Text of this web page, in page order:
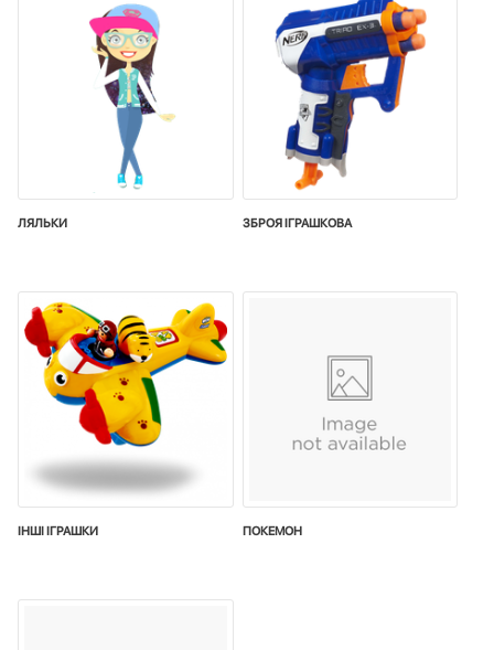
ЛЯЛЬКИ ЗБРОЯ IГРАШКОВА
ІНШІ ІГРАШКИ ПОКЕМОН